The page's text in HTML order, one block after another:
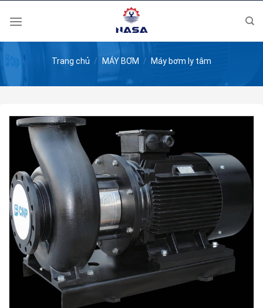
Trang chủ / MÁY BƠM / Máy bơm ly tâm